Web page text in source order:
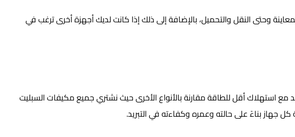
وحتى النقل والتحميل، بالإضافة إلى ذلك إذا كانت لديك أجهزة أخرى ترغب في
مع استهلاك أقل للطاقة مقارنة بالأنواع الأخرى حيث نشتري جميع مكيفات السبليت
بناءً على حالته وعمره وكفاءته في التبريد.